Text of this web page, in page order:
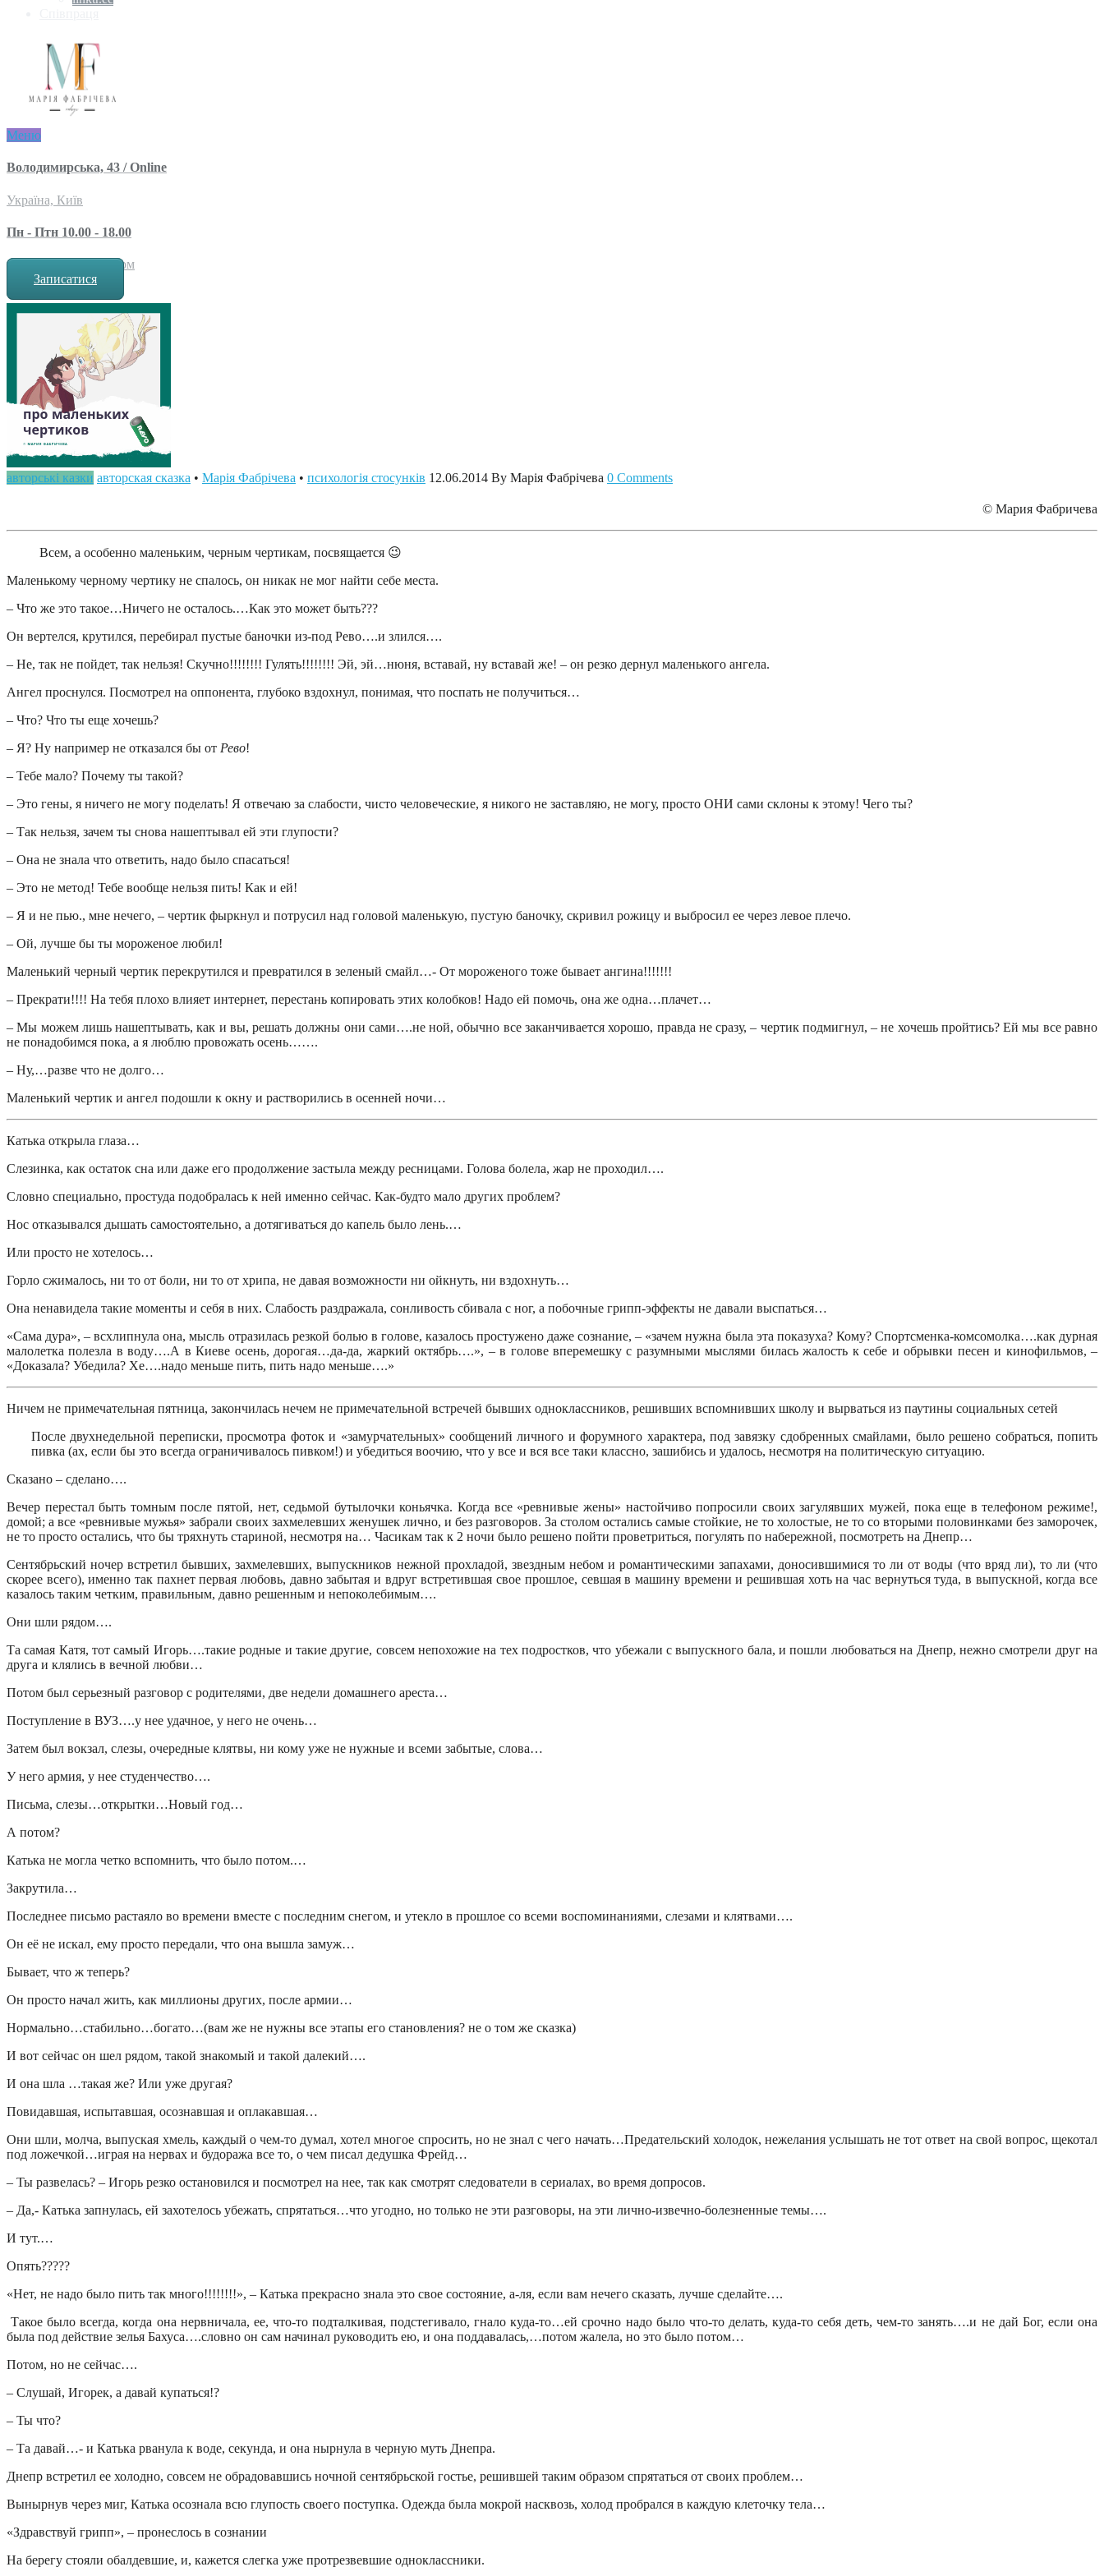
Меню
Володимирська, 43 / Online
Україна, Київ
Пн - Птн 10.00 - 18.00
за попереднім записом
Записатися
авторські казки авторская сказка • Марія Фабрічева • психологія стосунків 12.06.2014 By Марія Фабрічева 0 Comments
© Мария Фабричева
Всем, а особенно маленьким, черным чертикам, посвящается 😉
Маленькому черному чертику не спалось, он никак не мог найти себе места.
– Что же это такое…Ничего не осталось.…Как это может быть???
Он вертелся, крутился, перебирал пустые баночки из-под Рево….и злился….
– Не, так не пойдет, так нельзя! Скучно!!!!!!!! Гулять!!!!!!!! Эй, эй…нюня, вставай, ну вставай же! – он резко дернул маленького ангела.
Ангел проснулся. Посмотрел на оппонента, глубоко вздохнул, понимая, что поспать не получиться…
– Что? Что ты еще хочешь?
– Я? Ну например не отказался бы от Рево!
– Тебе мало? Почему ты такой?
– Это гены, я ничего не могу поделать! Я отвечаю за слабости, чисто человеческие, я никого не заставляю, не могу, просто ОНИ сами склоны к этому! Чего ты?
– Так нельзя, зачем ты снова нашептывал ей эти глупости?
– Она не знала что ответить, надо было спасаться!
– Это не метод! Тебе вообще нельзя пить! Как и ей!
– Я и не пью., мне нечего, – чертик фыркнул и потрусил над головой маленькую, пустую баночку, скривил рожицу и выбросил ее через левое плечо.
– Ой, лучше бы ты мороженое любил!
Маленький черный чертик перекрутился и превратился в зеленый смайл…- От мороженого тоже бывает ангина!!!!!!!
– Прекрати!!!! На тебя плохо влияет интернет, перестань копировать этих колобков! Надо ей помочь, она же одна…плачет…
– Мы можем лишь нашептывать, как и вы, решать должны они сами….не ной, обычно все заканчивается хорошо, правда не сразу, – чертик подмигнул, – не хочешь пройтись? Ей мы все равно
не понадобимся пока, а я люблю провожать осень…….
– Ну,…разве что не долго…
Маленький чертик и ангел подошли к окну и растворились в осенней ночи…
Катька открыла глаза…
Слезинка, как остаток сна или даже его продолжение застыла между ресницами. Голова болела, жар не проходил….
Словно специально, простуда подобралась к ней именно сейчас. Как-будто мало других проблем?
Нос отказывался дышать самостоятельно, а дотягиваться до капель было лень.…
Или просто не хотелось…
Горло сжималось, ни то от боли, ни то от хрипа, не давая возможности ни ойкнуть, ни вздохнуть…
Она ненавидела такие моменты и себя в них. Слабость раздражала, сонливость сбивала с ног, а побочные грипп-эффекты не давали выспаться…
«Сама дура», – всхлипнула она, мысль отразилась резкой болью в голове, казалось простужено даже сознание, – «зачем нужна была эта показуха? Кому? Спортсменка-комсомолка….как дурная
малолетка полезла в воду….А в Киеве осень, дорогая…да-да, жаркий октябрь….», – в голове вперемешку с разумными мыслями билась жалость к себе и обрывки песен и кинофильмов, –
«Доказала? Убедила? Хе….надо меньше пить, пить надо меньше….»
Ничем не примечательная пятница, закончилась нечем не примечательной встречей бывших одноклассников, решивших вспомнивших школу и вырваться из паутины социальных сетей
После двухнедельной переписки, просмотра фоток и «замурчательных» сообщений личного и форумного характера, под завязку сдобренных смайлами, было решено собраться, попить
пивка (ах, если бы это всегда ограничивалось пивком!) и убедиться воочию, что у все и вся все таки классно, зашибись и удалось, несмотря на политическую ситуацию.
Сказано – сделано….
Вечер перестал быть томным после пятой, нет, седьмой бутылочки коньячка. Когда все «ревнивые жены» настойчиво попросили своих загулявших мужей, пока еще в телефоном режиме!,
домой; а все «ревнивые мужья» забрали своих захмелевших женушек лично, и без разговоров. За столом остались самые стойкие, не то холостые, не то со вторыми половинками без заморочек,
не то просто остались, что бы тряхнуть стариной, несмотря на… Часикам так к 2 ночи было решено пойти проветриться, погулять по набережной, посмотреть на Днепр…
Сентябрьский ночер встретил бывших, захмелевших, выпускников нежной прохладой, звездным небом и романтическими запахами, доносившимися то ли от воды (что вряд ли), то ли (что
скорее всего), именно так пахнет первая любовь, давно забытая и вдруг встретившая свое прошлое, севшая в машину времени и решившая хоть на час вернуться туда, в выпускной, когда все
казалось таким четким, правильным, давно решенным и непоколебимым….
Они шли рядом….
Та самая Катя, тот самый Игорь….такие родные и такие другие, совсем непохожие на тех подростков, что убежали с выпускного бала, и пошли любоваться на Днепр, нежно смотрели друг на
друга и клялись в вечной любви…
Потом был серьезный разговор с родителями, две недели домашнего ареста…
Поступление в ВУЗ….у нее удачное, у него не очень…
Затем был вокзал, слезы, очередные клятвы, ни кому уже не нужные и всеми забытые, слова…
У него армия, у нее студенчество….
Письма, слезы…открытки…Новый год…
А потом?
Катька не могла четко вспомнить, что было потом.…
Закрутила…
Последнее письмо растаяло во времени вместе с последним снегом, и утекло в прошлое со всеми воспоминаниями, слезами и клятвами….
Он её не искал, ему просто передали, что она вышла замуж…
Бывает, что ж теперь?
Он просто начал жить, как миллионы других, после армии…
Нормально…стабильно…богато…(вам же не нужны все этапы его становления? не о том же сказка)
И вот сейчас он шел рядом, такой знакомый и такой далекий….
И она шла …такая же? Или уже другая?
Повидавшая, испытавшая, осознавшая и оплакавшая…
Они шли, молча, выпуская хмель, каждый о чем-то думал, хотел многое спросить, но не знал с чего начать…Предательский холодок, нежелания услышать не тот ответ на свой вопрос, щекотал
под ложечкой…играя на нервах и будоража все то, о чем писал дедушка Фрейд…
– Ты развелась? – Игорь резко остановился и посмотрел на нее, так как смотрят следователи в сериалах, во время допросов.
– Да,- Катька запнулась, ей захотелось убежать, спрятаться…что угодно, но только не эти разговоры, на эти лично-извечно-болезненные темы….
И тут.…
Опять?????
«Нет, не надо было пить так много!!!!!!!!», – Катька прекрасно знала это свое состояние, а-ля, если вам нечего сказать, лучше сделайте….
Такое было всегда, когда она нервничала, ее, что-то подталкивая, подстегивало, гнало куда-то…ей срочно надо было что-то делать, куда-то себя деть, чем-то занять….и не дай Бог, если она
была под действие зелья Бахуса….словно он сам начинал руководить ею, и она поддавалась,…потом жалела, но это было потом…
Потом, но не сейчас….
– Слушай, Игорек, а давай купаться!?
– Ты что?
– Та давай…- и Катька рванула к воде, секунда, и она нырнула в черную муть Днепра.
Днепр встретил ее холодно, совсем не обрадовавшись ночной сентябрьской гостье, решившей таким образом спрятаться от своих проблем…
Вынырнув через миг, Катька осознала всю глупость своего поступка. Одежда была мокрой насквозь, холод пробрался в каждую клеточку тела…
«Здравствуй грипп», – пронеслось в сознании
На берегу стояли обалдевшие, и, кажется слегка уже протрезвевшие одноклассники.